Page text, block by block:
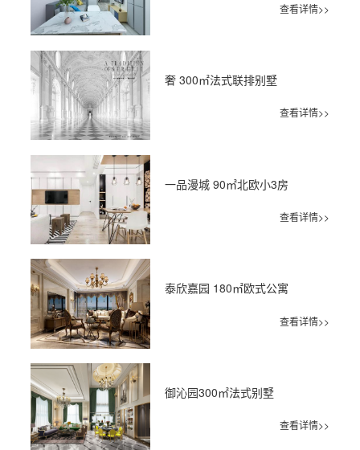
查看详情>>
奢 300㎡法式联排别墅
查看详情>>
一品漫城 90㎡北欧小3房
查看详情>>
泰欣嘉园 180㎡欧式公寓
查看详情>>
御沁园300㎡法式别墅
查看详情>>